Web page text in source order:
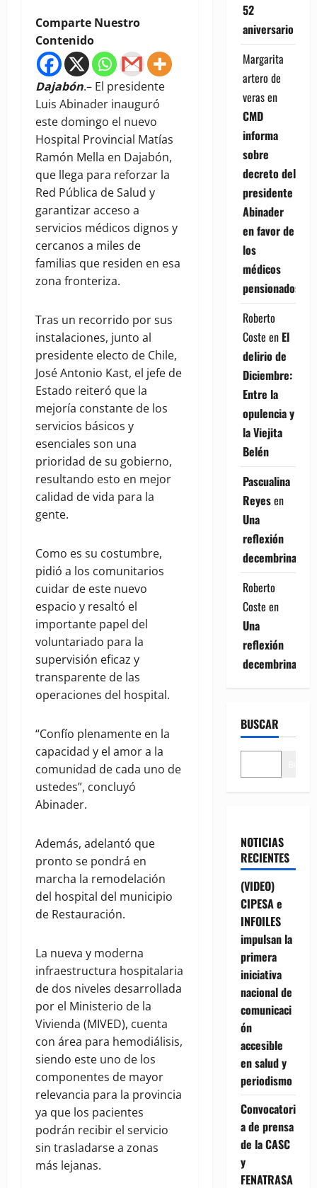
Comparte Nuestro
Contenido
Dajabón.– El presidente
Luis Abinader inauguró
este domingo el nuevo
Hospital Provincial Matías
Ramón Mella en Dajabón,
que llega para reforzar la
Red Pública de Salud y
garantizar acceso a
servicios médicos dignos y
cercanos a miles de
familias que residen en esa
zona fronteriza.
Tras un recorrido por sus
instalaciones, junto al
presidente electo de Chile,
José Antonio Kast, el jefe de
Estado reiteró que la
mejoría constante de los
servicios básicos y
esenciales son una
prioridad de su gobierno,
resultando esto en mejor
calidad de vida para la
gente.
Como es su costumbre,
pidió a los comunitarios
cuidar de este nuevo
espacio y resaltó el
importante papel del
voluntariado para la
supervisión eficaz y
transparente de las
operaciones del hospital.
“Confío plenamente en la
capacidad y el amor a la
comunidad de cada uno de
ustedes”, concluyó
Abinader.
Además, adelantó que
pronto se pondrá en
marcha la remodelación
del hospital del municipio
de Restauración.
La nueva y moderna
infraestructura hospitalaria
de dos niveles desarrollada
por el Ministerio de la
Vivienda (MIVED), cuenta
con área para hemodiálisis,
siendo este uno de los
componentes de mayor
relevancia para la provincia
ya que los pacientes
podrán recibir el servicio
sin trasladarse a zonas
más lejanas.
52
aniversario
Margarita
artero de
verasen
CMD
informa
sobre
decreto del
presidente
Abinader
en favor de
los
médicos
pensionados
Roberto
Coste en El
delirio de
Diciembre:
Entre la
opulencia y
la Viejita
Belén
Pascualina
Reyesen
Una
reflexión
decembrina
Roberto
Coste en
Una
reflexión
decembrina
BUSCAR
NOTICIAS
RECIENTES
(VIDEO)
CIPESA e
INFOILES
impulsan la
primera
iniciativa
nacional de
comunicaci
ón
accesible
en salud y
periodismo
Convocatori
a de prensa
de la CASC
y
FENATRASA